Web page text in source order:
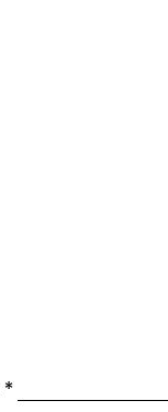
*Обязательно